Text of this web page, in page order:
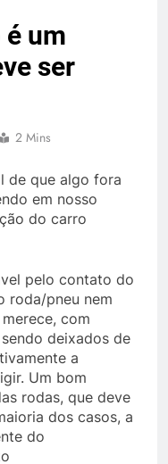
um
ser
2 Mins
de que algo fora
em nosso
do carro
pelo contato do
roda/pneu nem
com
deixados de
a
Um bom
rodas, que deve
dos casos, a
do